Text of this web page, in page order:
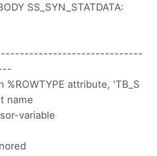
SS_SYN_STATDATA:
%ROWTYPE attribute, 'TB_S
name
variable